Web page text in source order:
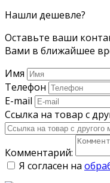
Нашли дешевле?
Оставьте ваши
Вами в ближайшее
Имя
Телефон
E-mail
Ссылка на товар с
Комментарий:
Я согласен на